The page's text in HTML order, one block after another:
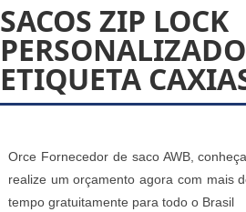
SACOS ZIP LOCK
ETIQUETA
Orce Fornecedor de saco AWB,
realize um orçamento agora com mais
tempo gratuitamente para todo o Brasil